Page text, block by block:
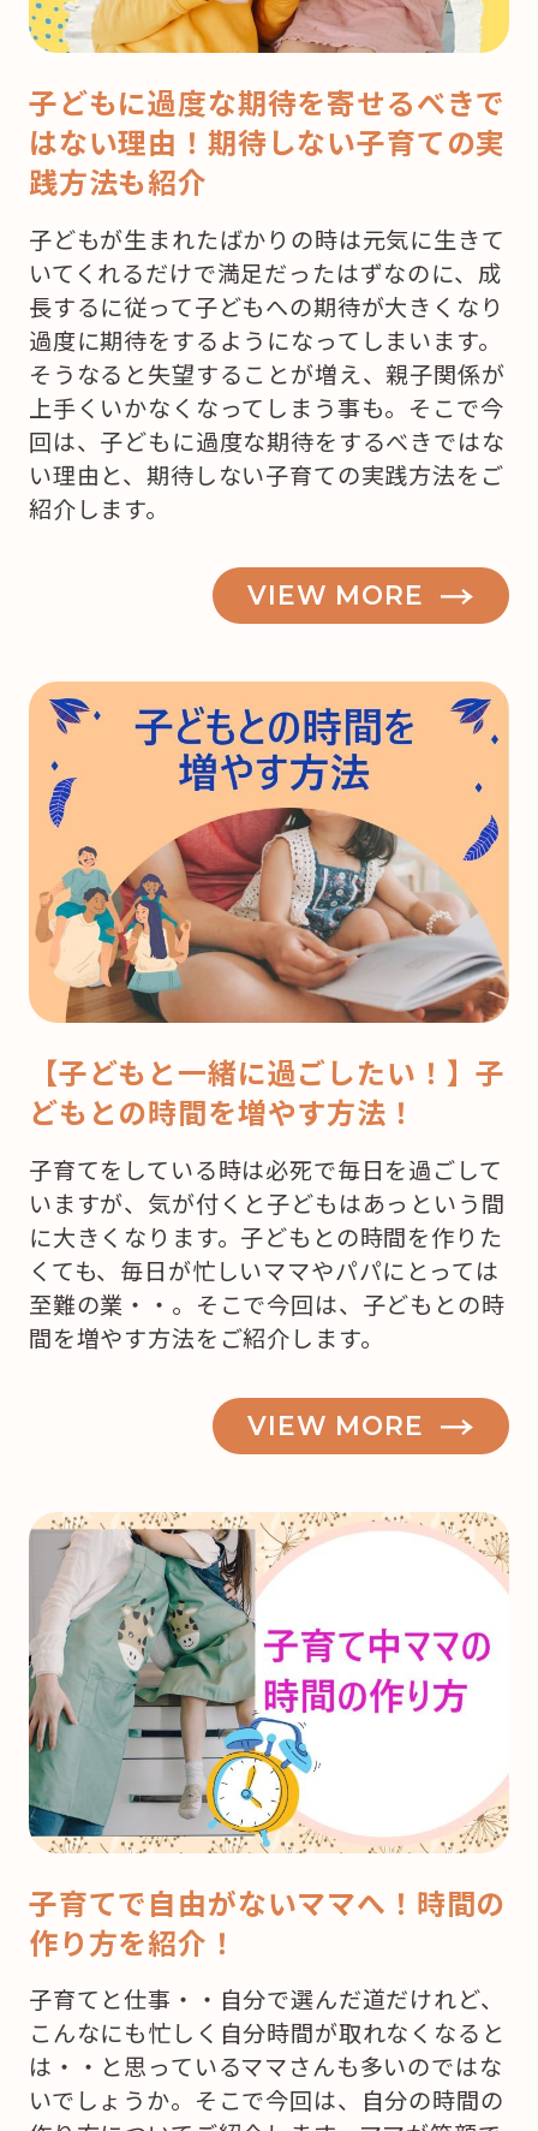
子どもに過度な期待を寄せるべきで
はない理由！期待しない子育ての実
践方法も紹介
子どもが生まれたばかりの時は元気に生きて
いてくれるだけで満足だったはずなのに、成
長するに従って子どもへの期待が大きくなり
過度に期待をするようになってしまいます。
そうなると失望することが増え、親子関係が
上手くいかなくなってしまう事も。そこで今
回は、子どもに過度な期待をするべきではな
い理由と、期待しない子育ての実践方法をご
紹介します。
VIEW MORE
【子どもと一緒に過ごしたい！】子
どもとの時間を増やす方法！
子育てをしている時は必死で毎日を過ごして
いますが、気が付くと子どもはあっという間
に大きくなります。子どもとの時間を作りた
くても、毎日が忙しいママやパパにとっては
至難の業・・。そこで今回は、子どもとの時
間を増やす方法をご紹介します。
VIEW MORE
子育てで自由がないママへ！時間の
作り方を紹介！
子育てと仕事・・自分で選んだ道だけれど、
こんなにも忙しく自分時間が取れなくなると
は・・と思っているママさんも多いのではな
いでしょうか。そこで今回は、自分の時間の